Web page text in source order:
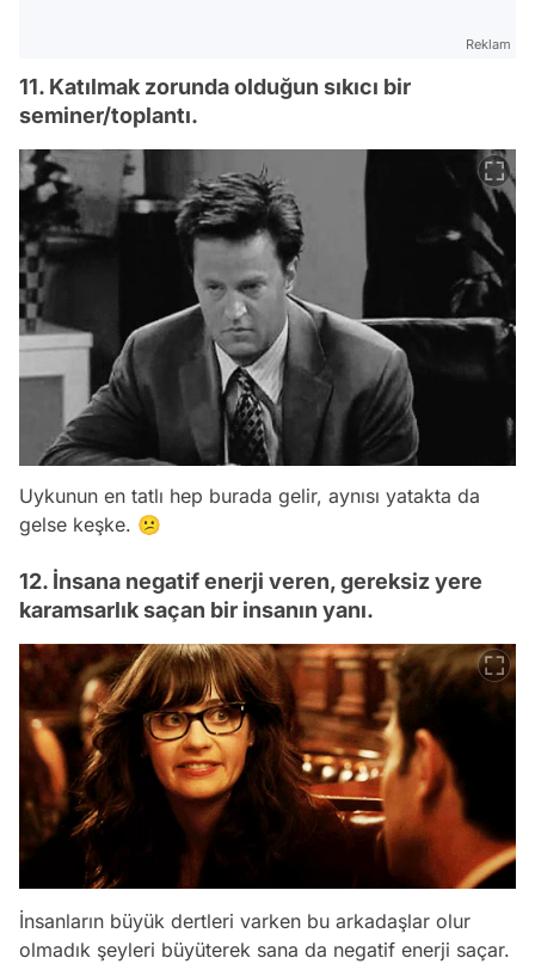
Reklam
11. Katılmak zorunda olduğun sıkıcı bir
seminer/toplantı.
Uykunun en tatlı hep burada gelir, aynısı yatakta da
gelse keşke. 😕
12. İnsana negatif enerji veren, gereksiz yere
karamsarlık saçan bir insanın yanı.
İnsanların büyük dertleri varken bu arkadaşlar olur
olmadık şeyleri büyüterek sana da negatif enerji saçar.